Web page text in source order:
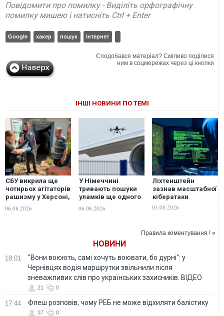
Повідомити про помилку - Виділіть орфографічну
помилку мишею і натисніть Ctrl + Enter
Google хакер пошук інтернет
Сподобався матеріал? Сміливо поділися
ним в соцмережах через ці кнопки
ІНШІ НОВИНИ ПО ТЕМІ
СБУ викрила ще
чотирьох агітаторів
рашизму у Херсоні,
Сумщині
06.08.2026
У Німеччині
тривають пошуки
уламків ще одного
Лейпцига
06.08.2026
Ліхтенштейн
зазнав масштабної
кібератаки
03.08.2026
Правила коментування ! »
НОВИНИ
18:01
"Вони воюють, самі хочуть воювати, бо дурні": у
Чернівцях водія маршрутки звільнили після
зневажливих слів про українських захисників. ВІДЕО
21 0
17:44 Флеш розповів, чому РЕБ не може відхиляти балістику
37 0